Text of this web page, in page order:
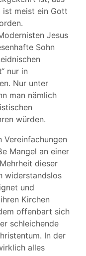
ist meist ein Gott
Jesus
Sohn
nur in
Nur unter
man nämlich
würden.
Vereinfachungen
Mangel an einer
dieser
widerstandslos
und
Kirchen
offenbart sich
schleichende
In der
alles